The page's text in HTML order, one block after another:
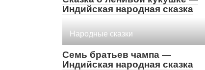
Индийская народная сказка
Народные сказки
Семь братьев чампа —
Индийская народная сказка